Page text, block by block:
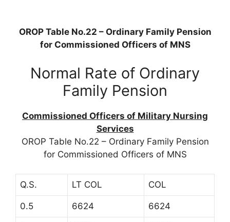
OROP Table No.22 – Ordinary Family Pension
for Commissioned Officers of MNS
Normal Rate of Ordinary
Family Pension
Commissioned Officers of Military Nursing
Services
OROP Table No.22 – Ordinary Family Pension
for Commissioned Officers of MNS
Q.S. LT COL COL
0.5 6624 6624